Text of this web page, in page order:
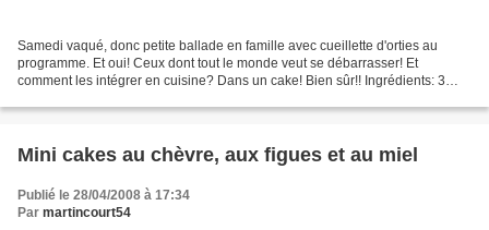
Samedi vaqué, donc petite ballade en famille avec cueillette d'orties au
programme. Et oui! Ceux dont tout le monde veut se débarrasser! Et
comment les intégrer en cuisine? Dans un cake! Bien sûr!! Ingrédients: 3
Mini cakes au chèvre, aux figues et au miel
Publié le 28/04/2008 à 17:34
Par martincourt54